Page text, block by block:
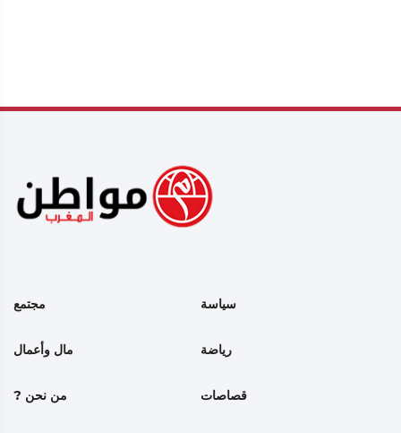
سياسة مجتمع
رياضة مال وأعمال
قصاصات من نحن ?